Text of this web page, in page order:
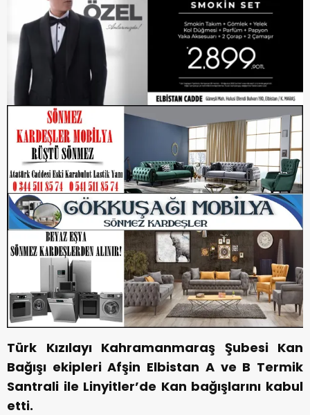
Türk Kızılayı Kahramanmaraş Şubesi Kan
Bağışı ekipleri Afşin Elbistan A ve B Termik
Santrali ile Linyitler’de Kan bağışlarını kabul
etti.